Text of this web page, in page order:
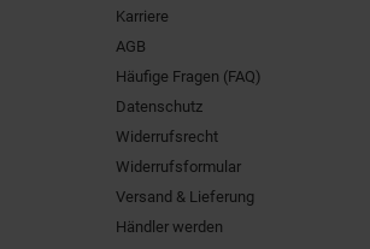
Karriere
AGB
Häufige Fragen (FAQ)
Datenschutz
Widerrufsrecht
Widerrufsformular
Versand & Lieferung
Händler werden